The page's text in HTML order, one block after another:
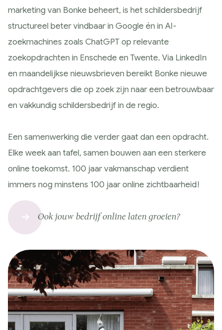
marketing van Bonke beheert, is het schildersbedrijf
structureel beter vindbaar in Google én in AI-
zoekmachines zoals ChatGPT op relevante
zoekopdrachten in Enschede en Twente. Via LinkedIn
en maandelijkse nieuwsbrieven bereikt Bonke nieuwe
opdrachtgevers die op zoek zijn naar een betrouwbaar
en vakkundig schildersbedrijf in de regio.
Een samenwerking die verder gaat dan een opdracht.
Elke week aan tafel, samen bouwen aan een sterkere
online toekomst. 100 jaar vakmanschap verdient
immers nog minstens 100 jaar online zichtbaarheid!
Ook jouw bedrijf online laten groeien?